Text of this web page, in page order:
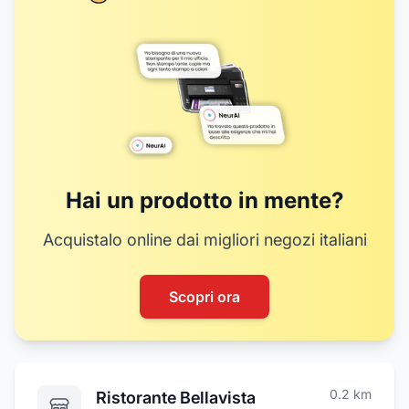
Hai un prodotto in mente?
Acquistalo online dai migliori negozi italiani
Scopri ora
Ristorante Bellavista 0.2 km